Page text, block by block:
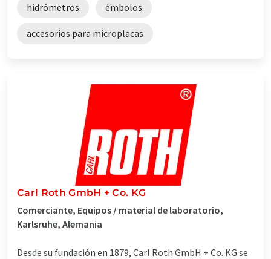
hidrómetros émbolos
accesorios para microplacas
Carl Roth GmbH + Co. KG
Comerciante, Equipos / material de laboratorio,
Karlsruhe, Alemania
Desde su fundación en 1879, Carl Roth GmbH + Co. KG se